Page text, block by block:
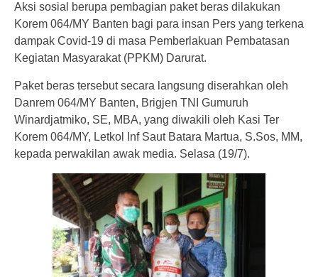
Aksi sosial berupa pembagian paket beras dilakukan
Korem 064/MY Banten bagi para insan Pers yang terkena
dampak Covid-19 di masa Pemberlakuan Pembatasan
Kegiatan Masyarakat (PPKM) Darurat.
Paket beras tersebut secara langsung diserahkan oleh
Danrem 064/MY Banten, Brigjen TNI Gumuruh
Winardjatmiko, SE, MBA, yang diwakili oleh Kasi Ter
Korem 064/MY, Letkol Inf Saut Batara Martua, S.Sos, MM,
kepada perwakilan awak media. Selasa (19/7).